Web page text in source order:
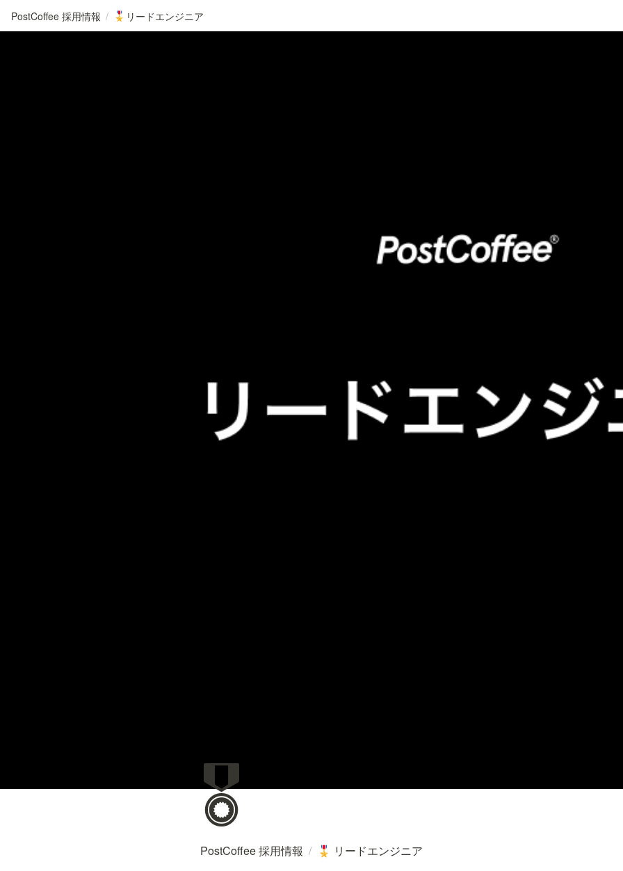
PostCoffee 採用情報 / 🎖️ リードエンジニア
🎖️
PostCoffee 採用情報 / 🎖️ リードエンジニア